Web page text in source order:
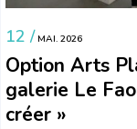
12 / MAI. 2026
Option Arts
galerie Le
créer »